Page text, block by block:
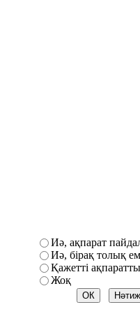
Иә, ақпарат
Иә, бірақ толық
Қажетті
Жоқ